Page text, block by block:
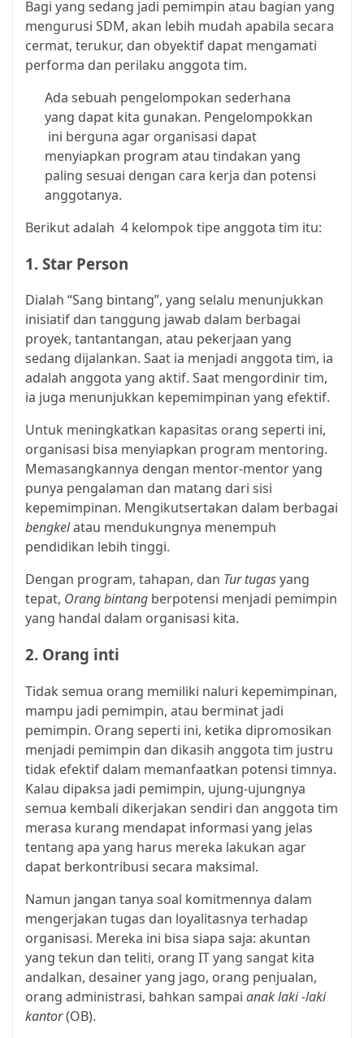
Bagi yang sedang jadi pemimpin atau bagian yang
mengurusi SDM, akan lebih mudah apabila secara
cermat, terukur, dan obyektif dapat mengamati
performa dan perilaku anggota tim.
Ada sebuah pengelompokan sederhana
yang dapat kita gunakan. Pengelompokkan
ini berguna agar organisasi dapat
menyiapkan program atau tindakan yang
paling sesuai dengan cara kerja dan potensi
anggotanya.
Berikut adalah 4 kelompok tipe anggota tim itu:
1. Star Person
Dialah “Sang bintang”, yang selalu menunjukkan
inisiatif dan tanggung jawab dalam berbagai
proyek, tantantangan, atau pekerjaan yang
sedang dijalankan. Saat ia menjadi anggota tim, ia
adalah anggota yang aktif. Saat mengordinir tim,
ia juga menunjukkan kepemimpinan yang efektif.
Untuk meningkatkan kapasitas orang seperti ini,
organisasi bisa menyiapkan program mentoring.
Memasangkannya dengan mentor-mentor yang
punya pengalaman dan matang dari sisi
kepemimpinan. Mengikutsertakan dalam berbagai
bengkelatau mendukungnya menempuh
pendidikan lebih tinggi.
Dengan program, tahapan, dan Tur tugasyang
tepat, Orang bintang berpotensi menjadi pemimpin
yang handal dalam organisasi kita.
2. Orang inti
Tidak semua orang memiliki naluri kepemimpinan,
mampu jadi pemimpin, atau berminat jadi
pemimpin. Orang seperti ini, ketika dipromosikan
menjadi pemimpin dan dikasih anggota tim justru
tidak efektif dalam memanfaatkan potensi timnya.
Kalau dipaksa jadi pemimpin, ujung-ujungnya
semua kembali dikerjakan sendiri dan anggota tim
merasa kurang mendapat informasi yang jelas
tentang apa yang harus mereka lakukan agar
dapat berkontribusi secara maksimal.
Namun jangan tanya soal komitmennya dalam
mengerjakan tugas dan loyalitasnya terhadap
organisasi. Mereka ini bisa siapa saja: akuntan
yang tekun dan teliti, orang IT yang sangat kita
andalkan, desainer yang jago, orang penjualan,
orang administrasi, bahkan sampai anak laki -laki
kantor(OB).